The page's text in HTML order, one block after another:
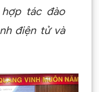
tác đào
điện tử và